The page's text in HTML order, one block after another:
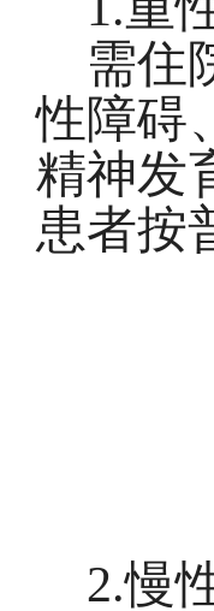
需住
性障碍
精神发
患者按
2.慢